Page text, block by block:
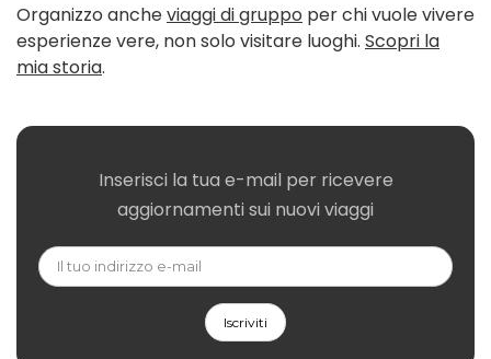
Organizzo ancheviaggi di gruppo per chi vuole vivere
esperienze vere, non solo visitare luoghi. Scopri la
mia storia.
Inserisci la tua e-mail per ricevere
aggiornamenti sui nuovi viaggi